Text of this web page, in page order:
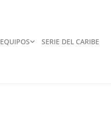
EQUIPOS SERIE DEL CARIBE